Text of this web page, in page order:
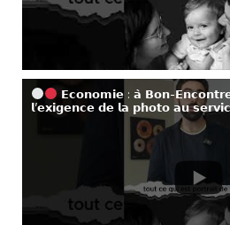
𝗘𝗰𝗼𝗻𝗼𝗺𝗶𝗲 : 𝗮̀ 𝗕𝗼𝗻-
𝗹’𝗲𝘅𝗶𝗴𝗲𝗻𝗰𝗲 𝗱𝗲 𝗹𝗮 𝗽𝗵𝗼𝘁𝗼 𝗮𝘂